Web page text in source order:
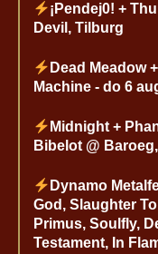
¡Pendej0! +
Devil, Tilburg
Dead Meadow
Machine - do 6
Midnight +
Bibelot @
Dynamo
God, Slaughter
Primus, Soulfly,
Testament, In